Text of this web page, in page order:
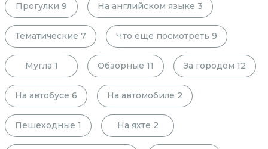
Прогулки 9 На английском языке 3
Тематические 7 Что еще посмотреть 9
Мугла 1 Обзорные 11 За городом 12
На автобусе 6 На автомобиле 2
Пешеходные 1 На яхте 2